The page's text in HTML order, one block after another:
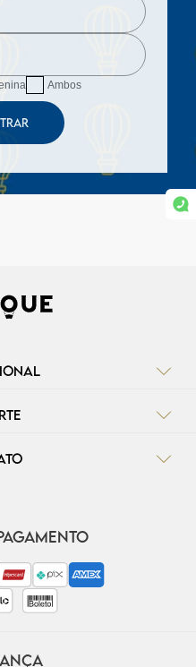
Ambos